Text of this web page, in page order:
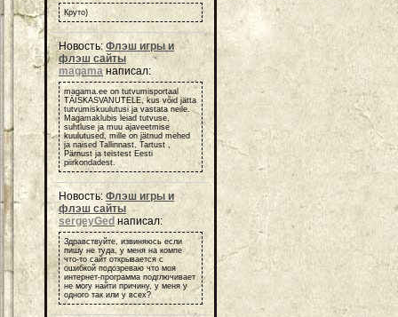
Круто)
Новость:Флэш игры и
флэш сайты
magamaнаписал:
magama.ee on tutvumisportaal
TÄISKASVANUTELE, kus võid jätta
tutvumiskuulutusi ja vastata neile.
Magamaklubis leiad tutvuse,
suhtluse ja muu ajaveetmise
kuulutused, mille on jätnud mehed
ja naised Tallinnast, Tartust ,
Pärnust ja teistest Eesti
piirkondadest.
Новость: Флэш игры и
флэш сайты
sergeyGed написал:
Здравствуйте, извиняюсь если
пишу не туда, у меня на компе
что-то сайт открывается с
ошибкой подозреваю что моя
интернет-программа подглючивает
не могу найти причину, у меня у
одного так или у всех?